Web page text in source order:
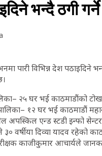
भन्दै ठगी
पारी विभिन्न देश पठाइदिने
२५ घर भई काठमाडौंको
१२ घर भई काठमाडौं
अपस्किल एन्ड स्टडी इन्फो
वर्षीया दिव्या यादव रहेको
काजीकुमार आचार्यले